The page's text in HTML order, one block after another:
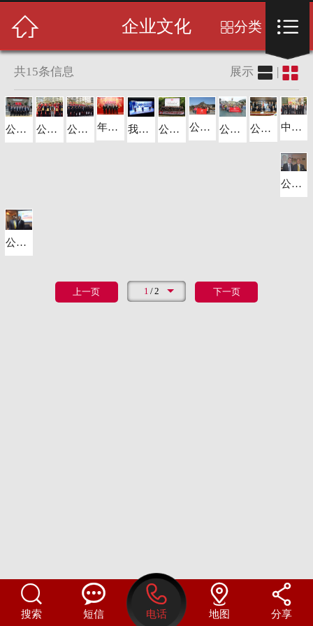
关于我们
保安服务
服务中心
联系我们
 企业文化 分类 
共15条信息 展示  | 
公司管理团队代表参加研讨会留影 公司荣获狮子会爱心企业荣誉称号 公司员工集体参加献血活动留影 年终总结表彰大会 我司参与中央一台“正大综艺”节目录制 公司管理人员参加团队管理拓展特训留影 公司职员韩国首尔留影 公司组织珠海长隆海洋王国亲子一日游 公司高管参访新加坡ATT公司留影 中华保安企业联合会代表团参观SNP保安公司合影
公司董事长与亚保协马来西亚分会会长合影
公司董事长与亚保协马来西亚分会秘书长合影
上一页 1 /2 下一页

搜索

短信

电话

地图

分享